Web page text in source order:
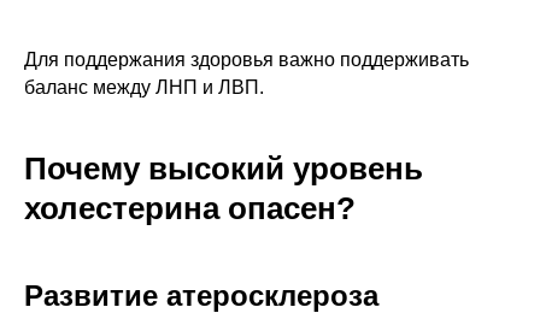
Для поддержания здоровья важно поддерживать
баланс между ЛНП и ЛВП.
Почему высокий уровень
холестерина опасен?
Развитие атеросклероза